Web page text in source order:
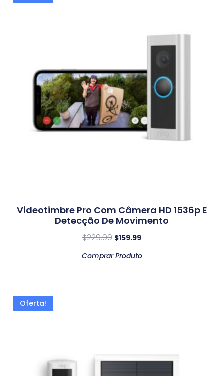
Videotimbre Pro Com Câmera HD 1536p E
Detecção De Movimento
$229.99 $159.99
Comprar Produto
Oferta!